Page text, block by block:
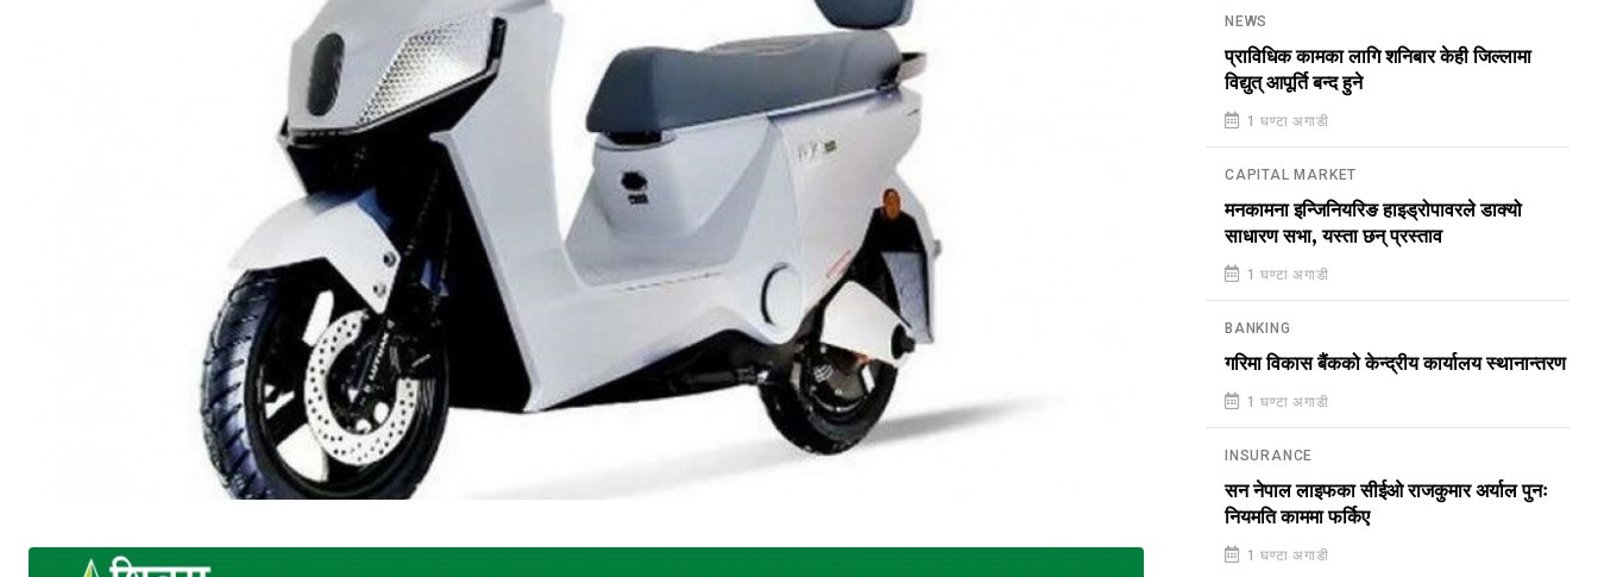
NEWS
प्राविधिक कामका लागि शनिबार केही जिल्लामा
विद्युत् आपूर्ति बन्द हुने
1 घण्टा अगाडी
CAPITAL MARKET
मनकामना इन्जिनियरिङ हाइड्रोपावरले डाक्यो
साधारण सभा, यस्ता छन् प्रस्ताव
1 घण्टा अगाडी
BANKING
गरिमा विकास बैंकको केन्द्रीय कार्यालय स्थानान्तरण
1 घण्टा अगाडी
INSURANCE
सन नेपाल लाइफका सीईओ राजकुमार अर्याल पुनः
नियमति काममा फर्किए
1 घण्टा अगाडी